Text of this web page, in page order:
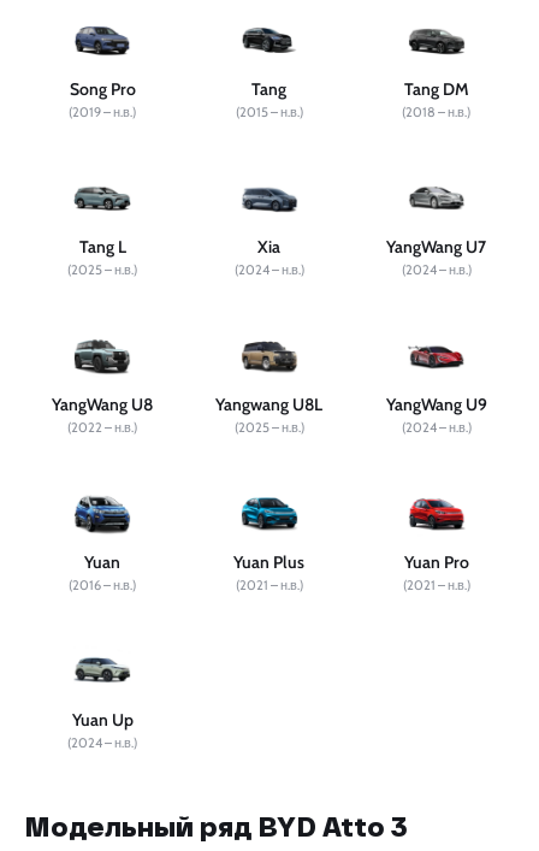
Song Pro
(2019 – н.в.)
Tang
(2015 – н.в.)
Tang DM
(2018 – н.в.)
Tang L
(2025 – н.в.)
Xia
(2024 – н.в.)
YangWang U7
(2024 – н.в.)
YangWang U8
(2022 – н.в.)
Yangwang U8L
(2025 – н.в.)
YangWang U9
(2024 – н.в.)
Yuan
(2016 – н.в.)
Yuan Plus
(2021 – н.в.)
Yuan Pro
(2021 – н.в.)
Yuan Up
(2024 – н.в.)
Модельный ряд BYD Atto 3